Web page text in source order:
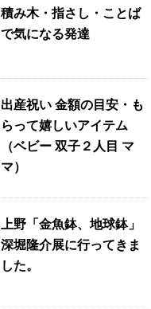
積み木・指さし・ことば
で気になる発達
出産祝い 金額の目安・も
らって嬉しいアイテム
（ベビー 双子２人目 マ
マ）
上野「金魚鉢、地球鉢」
深堀隆介展に行ってきま
した。